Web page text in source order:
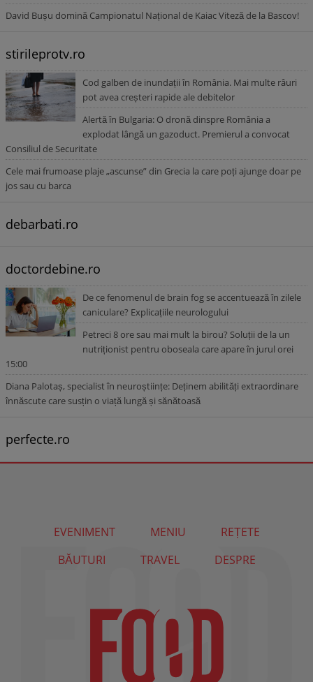
David Bușu domină Campionatul Național de Kaiac Viteză de la Bascov!
stirileprotv.ro
Cod galben de inundații în România. Mai multe râuri
pot avea creșteri rapide ale debitelor
Alertă în Bulgaria: O dronă dinspre România a
explodat lângă un gazoduct. Premierul a convocat
Consiliul de Securitate
Cele mai frumoase plaje „ascunse” din Grecia la care poți ajunge doar pe
jos sau cu barca
debarbati.ro
doctordebine.ro
De ce fenomenul de brain fog se accentuează în zilele
caniculare? Explicațiile neurologului
Petreci 8 ore sau mai mult la birou? Soluții de la un
nutriționist pentru oboseala care apare în jurul orei
15:00
Diana Palotaș, specialist în neuroștiințe: Deținem abilități extraordinare
înnăscute care susțin o viață lungă și sănătoasă
perfecte.ro
EVENIMENT MENIU
REȚETE
BĂUTURI
TRAVEL DESPRE